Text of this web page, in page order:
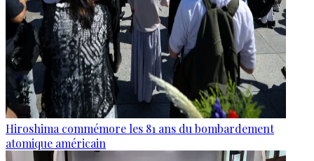
Hiroshima commémore les 81 ans du bombardement
atomique américain